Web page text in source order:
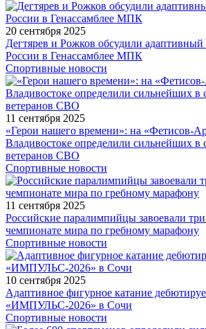
20 сентября 2025
Дегтярев и Рожков обсудили адаптивный
России в Генассамблее МПК
Спортивные новости
11 сентября 2025
«Герои нашего времени»: на «Фетисов-
Владивостоке определили сильнейших в
ветеранов СВО
Спортивные новости
11 сентября 2025
Российские паралимпийцы завоевали
чемпионате мира по гребному марафону
Спортивные новости
10 сентября 2025
Адаптивное фигурное катание
«ИМПУЛЬС-2026» в Сочи
Спортивные новости